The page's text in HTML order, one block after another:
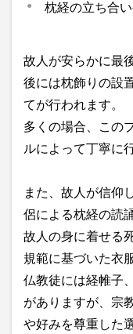
枕経の立ち合
故人が安らかに最
後には枕飾りの設
てが行われます。
多くの場合、この
ルによって丁寧に
また、故人が信仰
侶による枕経の読
故人の身に着せる
規範に基づいた衣
仏教徒には経帷子
がありますが、宗
や好みを尊重した